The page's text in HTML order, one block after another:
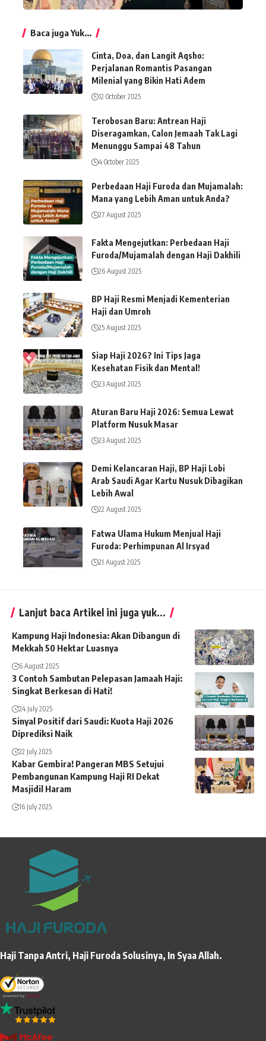
Baca juga Yuk...
Cinta, Doa, dan Langit Aqsho:
Perjalanan Romantis Pasangan
Milenial yang Bikin Hati Adem
12 October 2025
Terobosan Baru: Antrean Haji
Diseragamkan, Calon Jemaah Tak Lagi
Menunggu Sampai 48 Tahun
4 October 2025
Perbedaan Haji Furoda dan Mujamalah:
Mana yang Lebih Aman untuk Anda?
27 August 2025
Fakta Mengejutkan: Perbedaan Haji
Furoda/Mujamalah dengan Haji Dakhili
26 August 2025
BP Haji Resmi Menjadi Kementerian
Haji dan Umroh
25 August 2025
Siap Haji 2026? Ini Tips Jaga
Kesehatan Fisik dan Mental!
23 August 2025
Aturan Baru Haji 2026: Semua Lewat
Platform Nusuk Masar
23 August 2025
Demi Kelancaran Haji, BP Haji Lobi
Arab Saudi Agar Kartu Nusuk Dibagikan
Lebih Awal
22 August 2025
Fatwa Ulama Hukum Menjual Haji
Furoda: Perhimpunan Al Irsyad
21 August 2025
Lanjut baca Artikel ini juga yuk...
Kampung Haji Indonesia: Akan Dibangun di
Mekkah 50 Hektar Luasnya
6 August 2025
3 Contoh Sambutan Pelepasan Jamaah Haji:
Singkat Berkesan di Hati!
24 July 2025
Sinyal Positif dari Saudi: Kuota Haji 2026
Diprediksi Naik
22 July 2025
Kabar Gembira! Pangeran MBS Setujui
Pembangunan Kampung Haji RI Dekat
Masjidil Haram
16 July 2025
Haji Tanpa Antri, Haji Furoda Solusinya, In Syaa Allah.